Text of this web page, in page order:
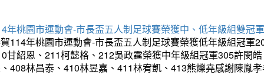
年桃園市運動會-市長盃五人制足球賽榮獲中、低年級組雙冠軍
114年桃園市運動會-市長盃五人制足球賽榮獲低年級組冠
甘紹恩、211柯懿格、212吳政霆榮獲中年級組冠軍305許閔
408林昌泰、410林昱嘉、411林宥凱、413熊爍堯感謝陳胤